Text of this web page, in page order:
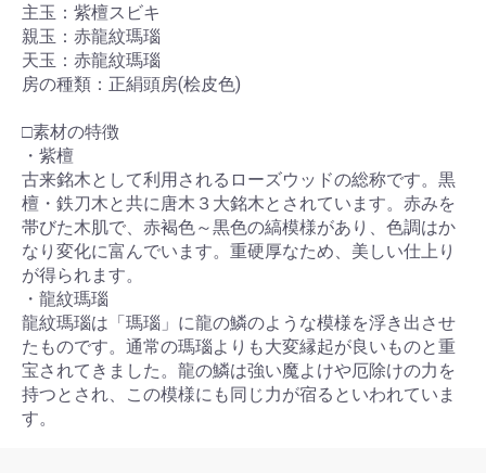
主玉：紫檀スビキ
親玉：赤龍紋瑪瑙
天玉：赤龍紋瑪瑙
房の種類：正絹頭房(桧皮色)
□素材の特徴
・紫檀
古来銘木として利用されるローズウッドの総称です。黒
檀・鉄刀木と共に唐木３大銘木とされています。赤みを
帯びた木肌で、赤褐色～黒色の縞模様があり、色調はか
なり変化に富んでいます。重硬厚なため、美しい仕上り
が得られます。
・龍紋瑪瑙
龍紋瑪瑙は「瑪瑙」に龍の鱗のような模様を浮き出させ
たものです。通常の瑪瑙よりも大変縁起が良いものと重
宝されてきました。龍の鱗は強い魔よけや厄除けの力を
持つとされ、この模様にも同じ力が宿るといわれていま
す。